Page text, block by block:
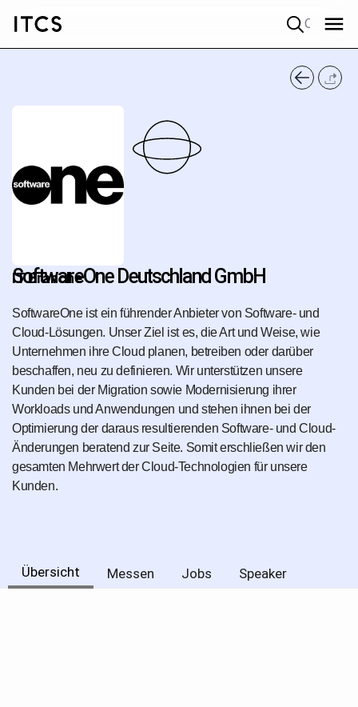
SoftwareOne Deutschland GmbH
IT Branche
SoftwareOne ist ein führender Anbieter von Software- und
Cloud-Lösungen. Unser Ziel ist es, die Art und Weise, wie
Unternehmen ihre Cloud planen, betreiben oder darüber
beschaffen, neu zu definieren. Wir unterstützen unsere
Kunden bei der Migration sowie Modernisierung ihrer
Workloads und Anwendungen und stehen ihnen bei der
Optimierung der daraus resultierenden Software- und Cloud-
Änderungen beratend zur Seite. Somit erschließen wir den
gesamten Mehrwert der Cloud-Technologien für unsere
Kunden.
Übersicht Messen Jobs Speaker